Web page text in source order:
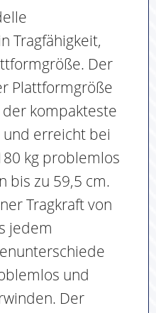
Tragfähigkeit,
Der
Plattformgröße
kompakteste
erreicht bei
kg problemlos
bis zu 59,5 cm.
Tragkraft von
jedem
und
Der